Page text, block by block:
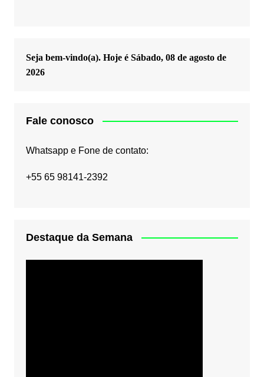
Seja bem-vindo(a). Hoje é Sábado, 08 de agosto de
2026
Fale conosco
Whatsapp e Fone de contato:
+55 65 98141-2392
Destaque da Semana